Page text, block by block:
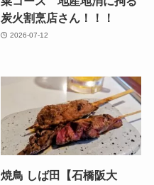
炭火割烹店さん！！！
2026-07-12
焼鳥 しば田【石橋阪大